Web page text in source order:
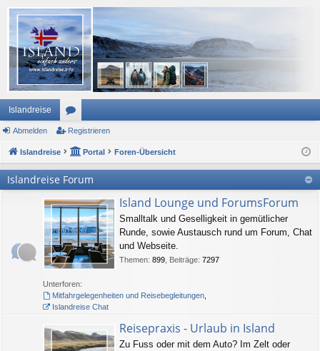
Islandreise
or
en
Abmelden Registrieren
Islandreise Portal Foren-Übersicht
Islandreise Forum
Island Lounge und ForumsForum
Smalltalk und Geselligkeit in gemütlicher
Runde, sowie Austausch rund um Forum, Chat
und Webseite.
Themen: 899 Beiträge: 7297
Unterforen:
Mitfahrgelegenheiten und Reisebegleitungen,
Islandreise Chat
Reisepraxis - Urlaub in Island
Zu Fuss oder mit dem Auto? Im Zelt oder